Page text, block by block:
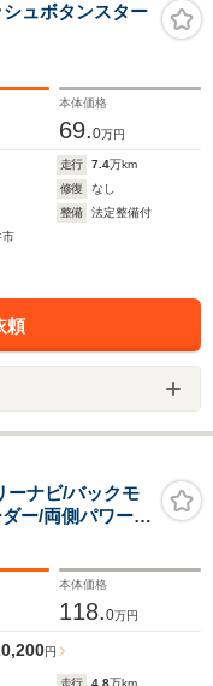
ボタンスター
本体価格
69.0万円
走行 7.4万km
修復
なし
整備
法定整備付
市
頼
ナビ/バックモ
ー/両側パワース
本体価格
118.0万円
円